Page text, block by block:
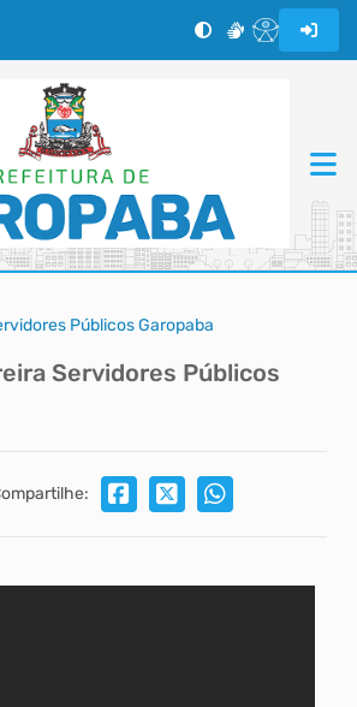
Públicos Garopaba
Servidores Públicos